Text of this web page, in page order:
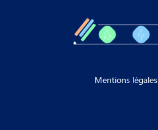
Mentions légales​